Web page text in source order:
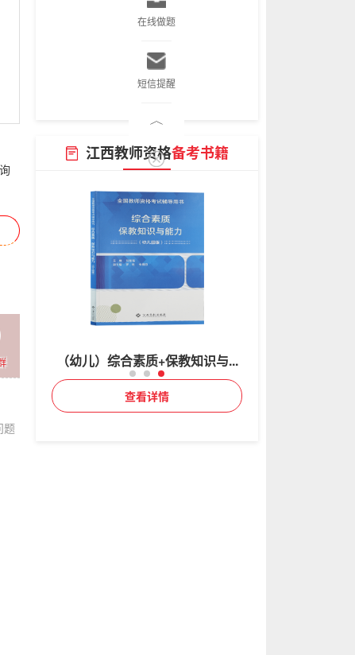
在线做题
短信提醒
题
江西教师资格备考书籍
识与... （幼儿）综合素质+保教知识与...
查看详情